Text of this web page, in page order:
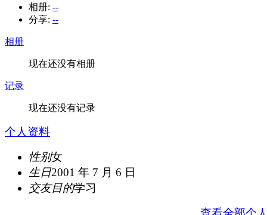
相册: --
分享: --
相册
现在还没有相册
记录
现在还没有记录
个人资料
性别女
生日2001 年 7 月 6 日
交友目的学习